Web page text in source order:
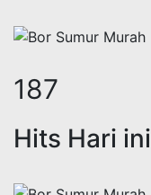
230
Hits Hari ini